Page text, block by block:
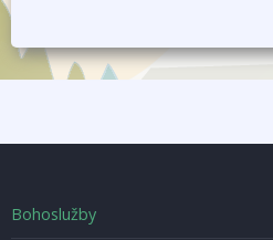
Footer
Bohoslužby